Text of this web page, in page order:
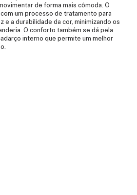
de forma mais cômoda. O
um processo de tratamento para
e a durabilidade da cor, minimizando os
O conforto também se dá pela
interno que permite um melhor